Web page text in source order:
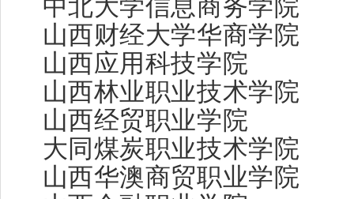
中北大学信息商务学院
山西财经大学华商学院
山西应用科技学院
山西林业职业技术学院
山西经贸职业学院
大同煤炭职业技术学院
山西华澳商贸职业学院